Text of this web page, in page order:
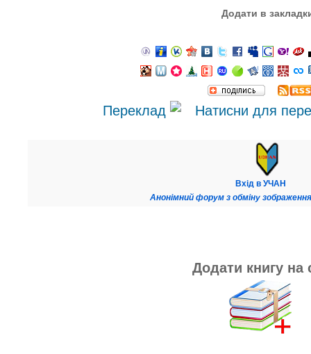
Додати в
Переклад
Вхід в УЧАН
Анонімний форум з обміну
Додати книгу на